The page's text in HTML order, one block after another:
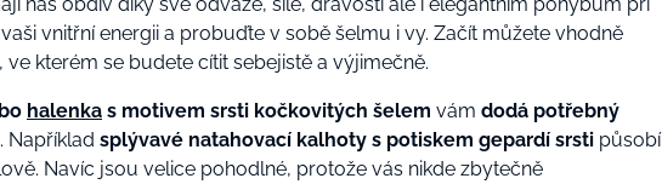
vnitřní energii a probuďte v sobě šelmu i vy. Začít můžete vhodně
kterém se budete cítit sebejistě a výjimečně.
halenka s motivem srsti kočkovitých šelem vám dodá potřebný
. Například splývavé natahovací kalhoty s potiskem gepardí srsti působí
Navíc jsou velice pohodlné, protože vás nikde zbytečně